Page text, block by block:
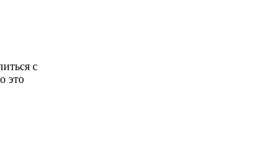
с
это